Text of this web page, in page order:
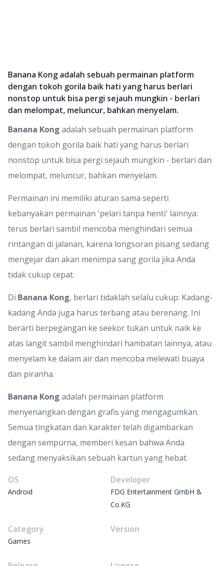
Banana Kong adalah sebuah permainan platform
dengan tokoh gorila baik hati yang harus berlari
nonstop untuk bisa pergi sejauh mungkin - berlari
dan melompat, meluncur, bahkan menyelam.
Banana Kong adalah sebuah permainan platform
dengan tokoh gorila baik hati yang harus berlari
nonstop untuk bisa pergi sejauh mungkin - berlari dan
melompat, meluncur, bahkan menyelam.
Permainan ini memiliki aturan sama seperti
kebanyakan permainan 'pelari tanpa henti' lainnya:
terus berlari sambil mencoba menghindari semua
rintangan di jalanan, karena longsoran pisang sedang
mengejar dan akan menimpa sang gorila jika Anda
tidak cukup cepat.
Di Banana Kong, berlari tidaklah selalu cukup: Kadang-
kadang Anda juga harus terbang atau berenang. Ini
berarti berpegangan ke seekor tukan untuk naik ke
atas langit sambil menghindari hambatan lainnya, atau
menyelam ke dalam air dan mencoba melewati buaya
dan piranha.
Banana Kong adalah permainan platform
menyenangkan dengan grafis yang mengagumkan.
Semua tingkatan dan karakter telah digambarkan
dengan sempurna, memberi kesan bahwa Anda
sedang menyaksikan sebuah kartun yang hebat.
OS
Android
Developer
FDG Entertainment GmbH &
Co.KG
Category
Games
Version